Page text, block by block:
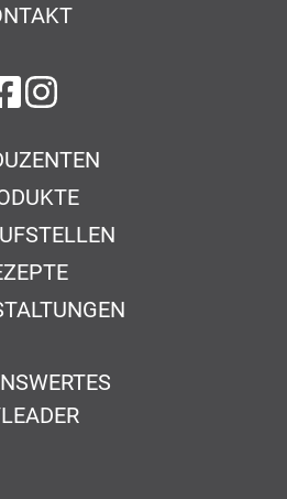
auf Facebook
auf Instagram